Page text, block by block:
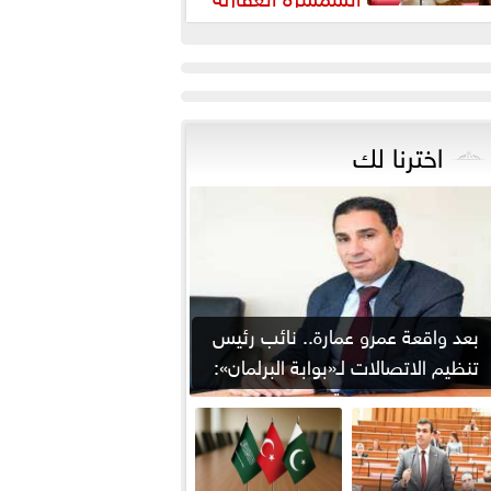
لضبط السوق وحماية
اخترنا لك
بعد واقعة عمرو عمارة.. نائب رئيس
تنظيم الاتصالات لـ«بوابة البرلمان»:
من يوقع...